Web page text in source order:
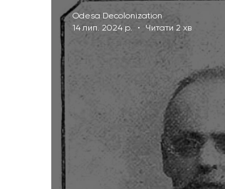
Odesa Decolonization
14 лип. 2024 р.
Читати 2 хв